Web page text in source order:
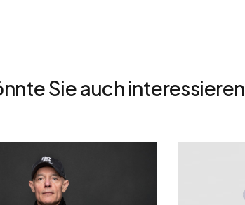
Sie auch interessieren